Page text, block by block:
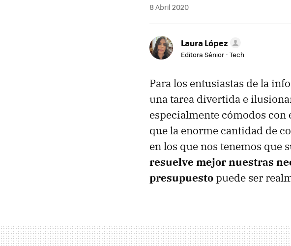
8 Abril 2020
Laura López
Editora Sénior - Tech
Para los entusiastas de la
una tarea divertida e
especialmente cómodos con
que la enorme cantidad de
en los que nos tenemos que
resuelve mejor nuestras
presupuestopuede ser